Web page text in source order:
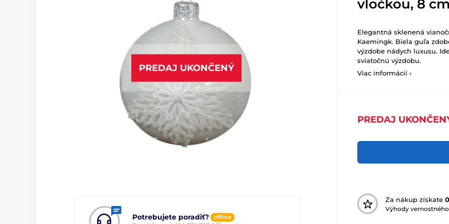
PREDAJ UKONČENÝ
Potrebujete poradiť? offline
vločkou, 8
Elegantná sklenená
Kaemingk. Biela guľa
výzdobe nádych luxusu.
sviatočnú výzdobu.
Viac informácií ›
PREDAJ
Za nákup získate
Výhody